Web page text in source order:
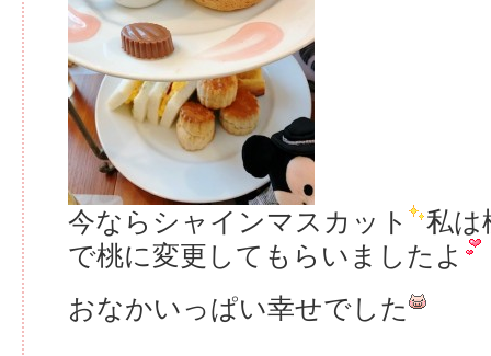
今ならシャインマスカット
私は
で桃に変更してもらいましたよ
おなかいっぱい幸せでした